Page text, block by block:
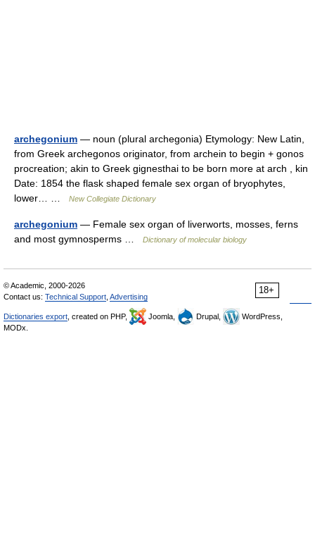
archegonium — noun (plural archegonia) Etymology: New Latin,
from Greek archegonos originator, from archein to begin + gonos
procreation; akin to Greek gignesthai to be born more at arch , kin
Date: 1854 the flask shaped female sex organ of bryophytes,
lower… …
New Collegiate Dictionary
archegonium — Female sex organ of liverworts, mosses, ferns
and most gymnosperms …
Dictionary of molecular biology
18+
© Academic, 2000-2026
Contact us: Technical Support Advertising
Dictionaries export , created on PHP, Joomla, Drupal,
WordPress,
MODx.